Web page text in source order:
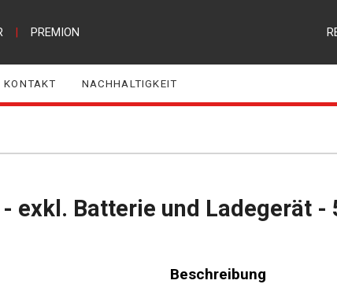
PREMION
KONTAKT NACHHALTIGKEIT
exkl. Batterie und Ladegerät -
Beschreibung